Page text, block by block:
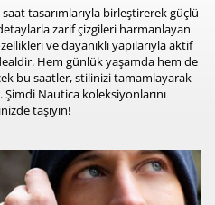
tasarımlarıyla birleştirerek güçlü
zarif çizgileri harmanlayan
ve dayanıklı yapılarıyla aktif
Hem günlük yaşamda hem de
bu saatler, stilinizi tamamlayarak
Şimdi Nautica koleksiyonlarını
taşıyın!